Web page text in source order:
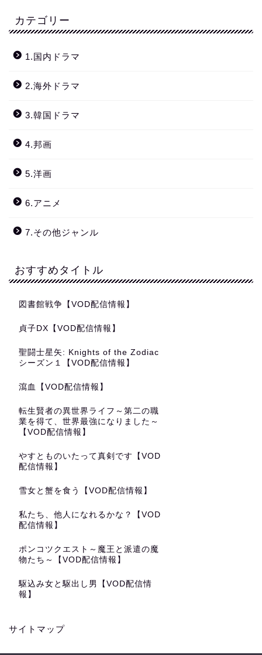
カテゴリー
1.国内ドラマ
2.海外ドラマ
3.韓国ドラマ
4.邦画
5.洋画
6.アニメ
7.その他ジャンル
おすすめタイトル
図書館戦争【VOD配信情報】
貞子DX【VOD配信情報】
聖闘士星矢: Knights of the Zodiac
シーズン１【VOD配信情報】
瀉血【VOD配信情報】
転生賢者の異世界ライフ～第二の職
業を得て、世界最強になりました～
【VOD配信情報】
やすとものいたって真剣です【VOD
配信情報】
雪女と蟹を食う【VOD配信情報】
私たち、他人になれるかな？【VOD
配信情報】
ポンコツクエスト～魔王と派遣の魔
物たち～【VOD配信情報】
駆込み女と駆出し男【VOD配信情
報】
サイトマップ